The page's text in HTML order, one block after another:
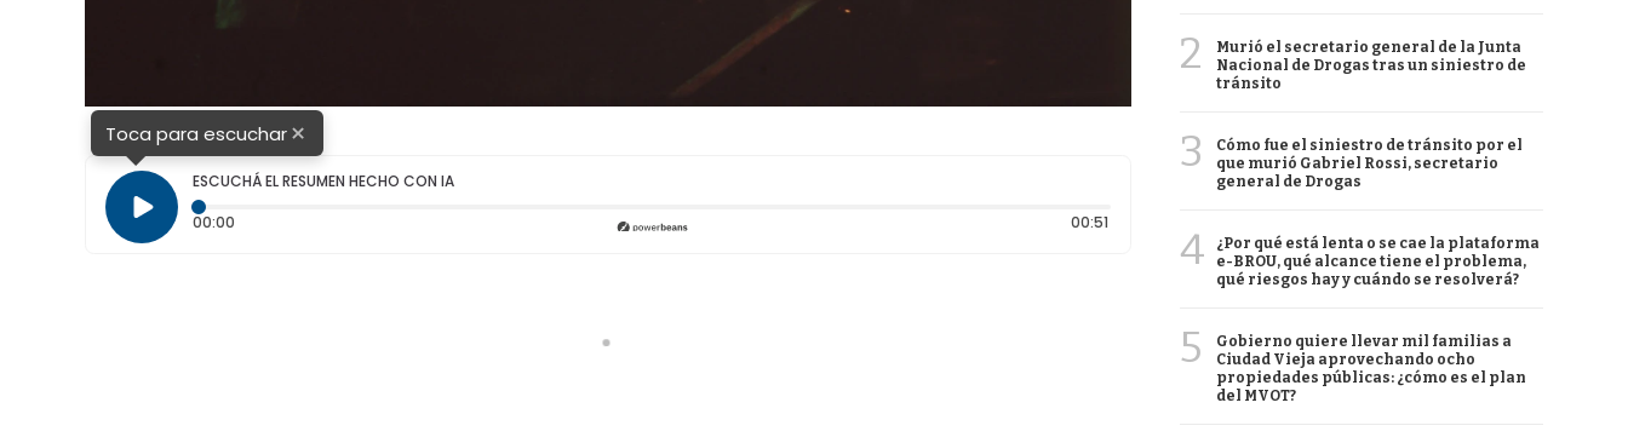
Toca para escuchar×
ESCUCHÁ EL RESUMEN HECHO CON IA
00:00
00:51
2
Murió el secretario general de la Junta
Nacional de Drogas tras un siniestro de
tránsito
3
Cómo fue el siniestro de tránsito por el
que murió Gabriel Rossi, secretario
general de Drogas
4
¿Por qué está lenta o se cae la plataforma
e-BROU, qué alcance tiene el problema,
qué riesgos hay y cuándo se resolverá?
5
Gobierno quiere llevar mil familias a
Ciudad Vieja aprovechando ocho
propiedades públicas: ¿cómo es el plan
del MVOT?